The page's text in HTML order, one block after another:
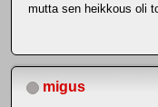
mutta sen heikkous oli
migus